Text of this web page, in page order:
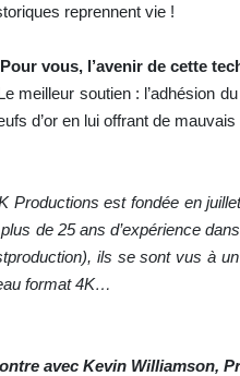
reprennent vie !
vous, l’avenir de cette
meilleur soutien : l’adhésion
d’or en lui offrant de
Productions est fondée en
de 25 ans d’expérience
ils se sont vus à
format 4K…
avec Kevin Williamson,